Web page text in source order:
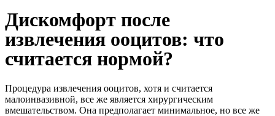
Дискомфорт после
извлечения ооцитов: что
считается нормой?
Процедура извлечения ооцитов, хотя и считается
малоинвазивной, все же является хирургическим
вмешательством. Она предполагает минимальное, но все же